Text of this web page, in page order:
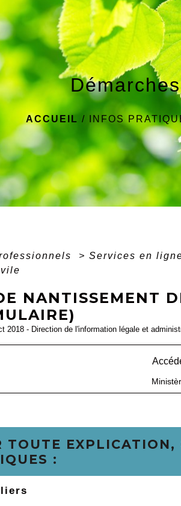
ACCUEIL / INFOS
> Services en
NANTISSEMENT
2018 - Direction de l'information légale et
TOUTE EXPLICATION,
: